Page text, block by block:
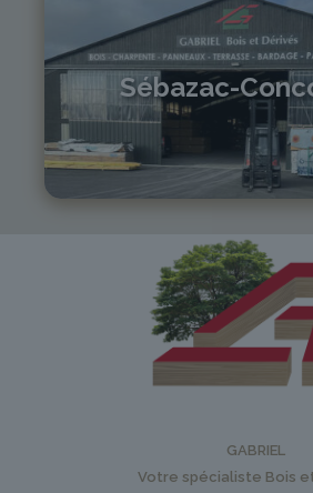
Sébazac-
05 81 55 83
monistrol@gabriel-
GABRIEL
Votre spécialiste Bois